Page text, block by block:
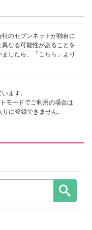
のセブンネットが独自に
なる可能性があることを
したら、「 こちら 」より
ます。
モードでご利用の場合は
に登録できません。